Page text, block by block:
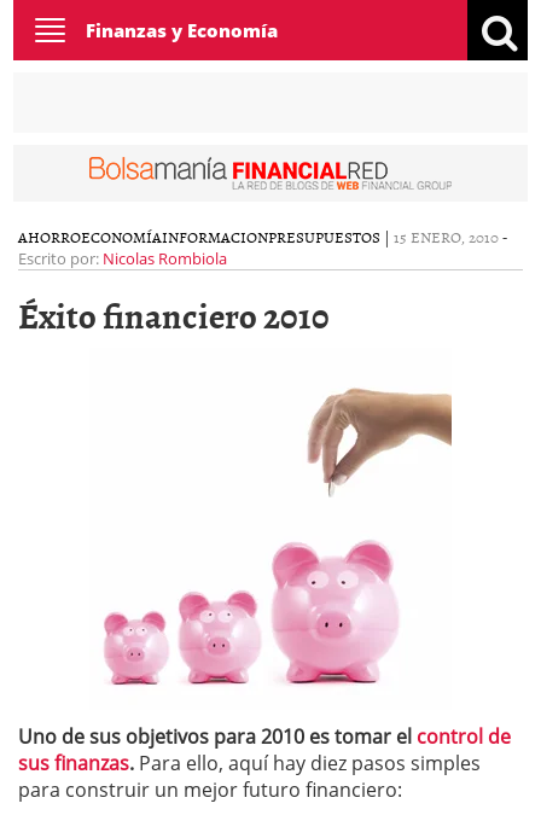
Toggle
navigation
Finanzas y Economía
AHORROECONOMÍAINFORMACIONPRESUPUESTOS | 15 ENERO, 2010-
Escrito por: Nicolas Rombiola
Éxito financiero 2010
Uno de sus objetivos para 2010 es tomar el control de
sus finanzas. Para ello, aquí hay diez pasos simples
para construir un mejor futuro financiero: